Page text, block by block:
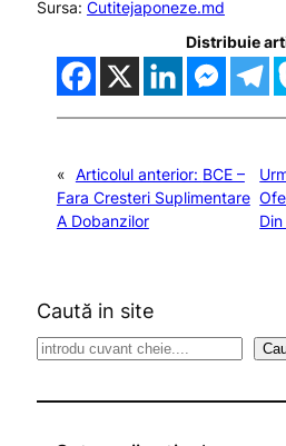
Sursa: Cutitejaponeze.md
Distribuie
« Articolul anterior: BCE –
Fara Cresteri Suplimentare
A Dobanzilor
Caută in site
S